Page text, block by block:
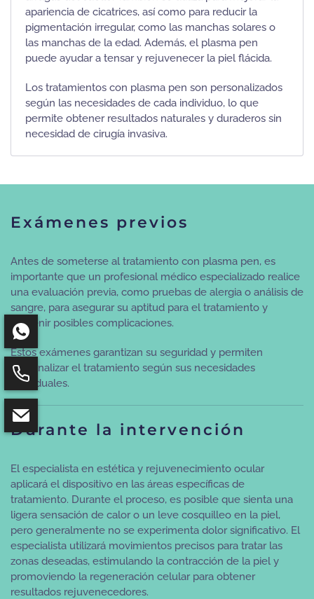
apariencia de cicatrices, así como para reducir la
pigmentación irregular, como las manchas solares o
las manchas de la edad. Además, el plasma pen
puede ayudar a tensar y rejuvenecer la piel flácida.
Los tratamientos con plasma pen son personalizados
según las necesidades de cada individuo, lo que
permite obtener resultados naturales y duraderos sin
necesidad de cirugía invasiva.
Exámenes previos
Antes de someterse al tratamiento con plasma pen, es
importante que un profesional médico especializado realice
una evaluación previa, como pruebas de alergia o análisis de
sangre, para asegurar su aptitud para el tratamiento y
prevenir posibles complicaciones.
Estos exámenes garantizan su seguridad y permiten
personalizar el tratamiento según sus necesidades
individuales.
Durante la intervención
El especialista en estética y rejuvenecimiento ocular
aplicará el dispositivo en las áreas específicas de
tratamiento. Durante el proceso, es posible que sienta una
ligera sensación de calor o un leve cosquilleo en la piel,
pero generalmente no se experimenta dolor significativo. El
especialista utilizará movimientos precisos para tratar las
zonas deseadas, estimulando la contracción de la piel y
promoviendo la regeneración celular para obtener
resultados rejuvenecedores.